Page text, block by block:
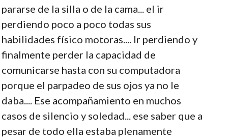
pararse de la silla o de la cama... el ir
perdiendo poco a poco todas sus
habilidades físico motoras.... Ir perdiendo y
finalmente perder la capacidad de
comunicarse hasta con su computadora
porque el parpadeo de sus ojos ya no le
daba.... Ese acompañamiento en muchos
casos de silencio y soledad... ese saber que a
pesar de todo ella estaba plenamente